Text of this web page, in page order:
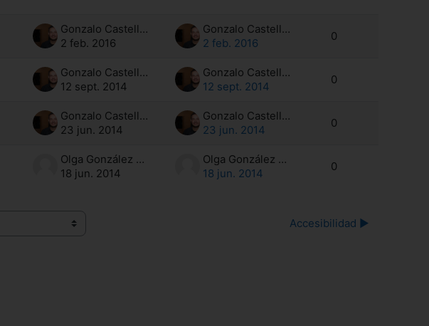
Gonzalo Castells Ortells
2 feb. 2016
Gonzalo Castells Ortells
2 feb. 2016
0
Gonzalo Castells Ortells
12 sept. 2014
Gonzalo Castells Ortells
12 sept. 2014
0
Gonzalo Castells Ortells
23 jun. 2014
Gonzalo Castells Ortells
23 jun. 2014
0
Olga González Segura
18 jun. 2014
Olga González Segura
18 jun. 2014
0
Accesibilidad ▶︎